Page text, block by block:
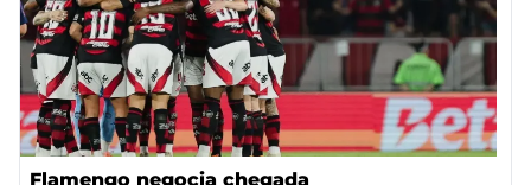
Flamengo negocia chegada